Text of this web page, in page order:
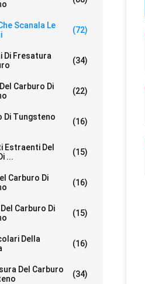
Scanala Le
(72)
Di Fresatura
(34)
Carburo Di
(22)
Di Tungsteno
(16)
Estraenti Del
...
(15)
Carburo Di
(16)
Carburo Di
(15)
Della
(16)
Del Carburo
(34)